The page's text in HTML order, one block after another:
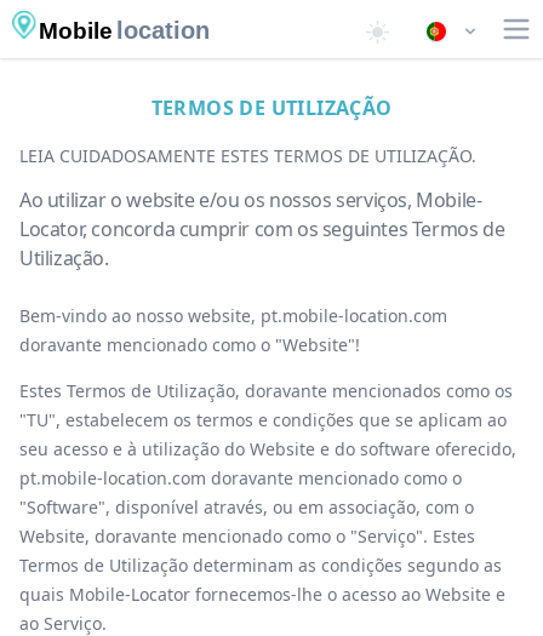
Mobile location
TERMOS DE UTILIZAÇÃO
LEIA CUIDADOSAMENTE ESTES TERMOS DE UTILIZAÇÃO.
Ao utilizar o website e/ou os nossos serviços, Mobile-
Locator, concorda cumprir com os seguintes Termos de
Utilização.
Bem-vindo ao nosso website, pt.mobile-location.com
doravante mencionado como o "Website"!
Estes Termos de Utilização, doravante mencionados como os
"TU", estabelecem os termos e condições que se aplicam ao
seu acesso e à utilização do Website e do software oferecido,
pt.mobile-location.com doravante mencionado como o
"Software", disponível através, ou em associação, com o
Website, doravante mencionado como o "Serviço". Estes
Termos de Utilização determinam as condições segundo as
quais Mobile-Locator fornecemos-lhe o acesso ao Website e
ao Serviço.